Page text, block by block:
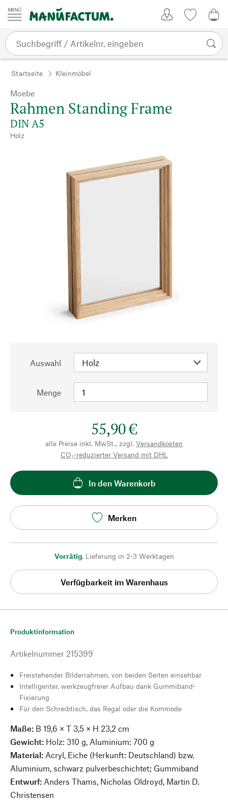
Zum Inhalt springen
Startseite Kleinmöbel
Moebe
Rahmen Standing Frame
DIN A5
Holz
Auswahl
Menge
55,90 €
alle Preise inkl. MwSt., zzgl. Versandkosten
CO₂-reduzierter Versand mit DHL
In den Warenkorb
Merken
Vorrätig, Lieferung in 2-3 Werktagen
Verfügbarkeit im Warenhaus
Produktinformation
Artikelnummer 215399
Freistehender Bilderrahmen, von beiden Seiten einsehbar
Intelligenter, werkzeugfreier Aufbau dank Gummiband-
Fixierung
Für den Schreibtisch, das Regal oder die Kommode
Maße: B 19,6 × T 3,5 × H 23,2 cm
Gewicht: Holz: 310 g, Aluminium: 700 g
Material: Acryl, Eiche (Herkunft: Deutschland) bzw.
Aluminium, schwarz pulverbeschichtet; Gummiband
Entwurf: Anders Thams, Nicholas Oldroyd, Martin D.
Christensen